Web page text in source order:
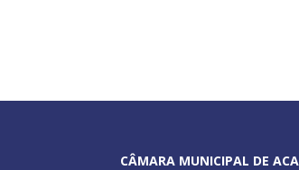
CÂMARA MUNICIPAL DE